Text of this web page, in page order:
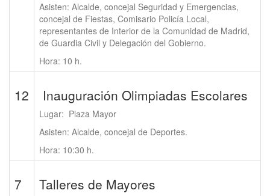
Asisten: Alcalde, concejal Seguridad y Emergencias,
concejal de Fiestas, Comisario Policía Local,
representantes de Interior de la Comunidad de Madrid,
de Guardia Civil y Delegación del Gobierno.
Hora: 10 h.
12 Inauguración Olimpiadas Escolares
Lugar: Plaza Mayor
Asisten: Alcalde, concejal de Deportes.
Hora: 10:30 h.
7 Talleres de Mayores